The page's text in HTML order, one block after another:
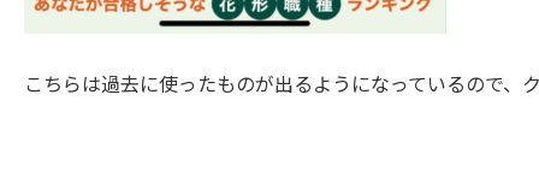
こちらは過去に使ったものが出るようになっているので、